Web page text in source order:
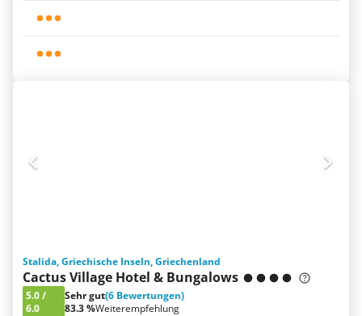
Stalida, Griechische Inseln, Griechenland
Cactus Village Hotel & Bungalows
5.0/
6.0
Sehr gut(6 Bewertungen)
83.3 %Weiterempfehlung